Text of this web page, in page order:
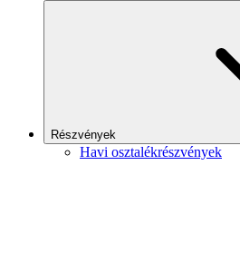
Részvények
Havi osztalékrészvények